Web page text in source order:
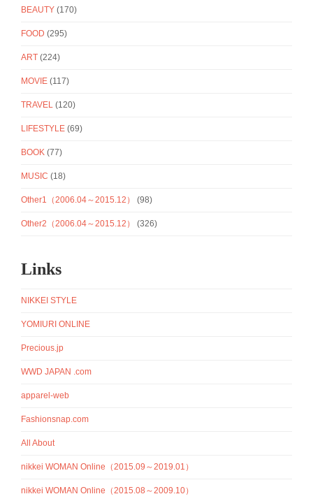
BEAUTY (170)
FOOD (295)
ART (224)
MOVIE (117)
TRAVEL (120)
LIFESTYLE (69)
BOOK (77)
MUSIC (18)
Other1（2006.04～2015.12） (98)
Other2（2006.04～2015.12） (326)
Links
NIKKEI STYLE
YOMIURI ONLINE
Precious.jp
WWD JAPAN .com
apparel-web
Fashionsnap.com
All About
nikkei WOMAN Online（2015.09～2019.01）
nikkei WOMAN Online（2015.08～2009.10）